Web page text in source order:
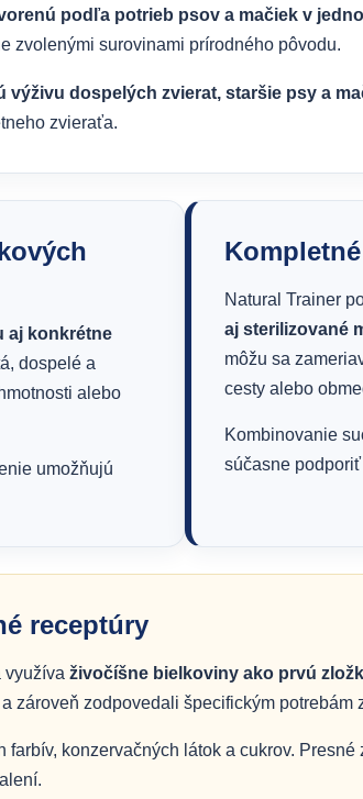
podľa potrieb psov a mačiek v
zvolenými surovinami prírodného pôvodu.
výživu dospelých zvierat, staršie psy a
zvieraťa.
aj konkrétne
dospelé a
alebo
umožňujú
Natural Trainer
aj sterilizované
môžu sa
cesty alebo
Kombinovanie
súčasne
receptúry
využíva živočíšne bielkoviny ako prvú
zároveň zodpovedali špecifickým potrebám
konzervačných látok a cukrov.